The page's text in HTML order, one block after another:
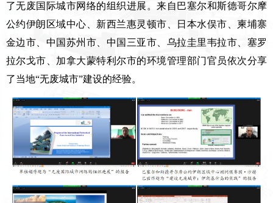
了无废国际城市网络的组织进展。来自巴塞尔和斯德哥尔摩
公约伊朗区域中心、新西兰惠灵顿市、日本水俣市、柬埔寨
金边市、中国苏州市、中国三亚市、乌拉圭里韦拉市、塞罗
拉尔戈市、加拿大蒙特利尔市的环境管理部门官员依次分享
了当地“无废城市”建设的经验。